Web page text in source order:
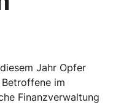
Jahr Opfer
im
Finanzverwaltung